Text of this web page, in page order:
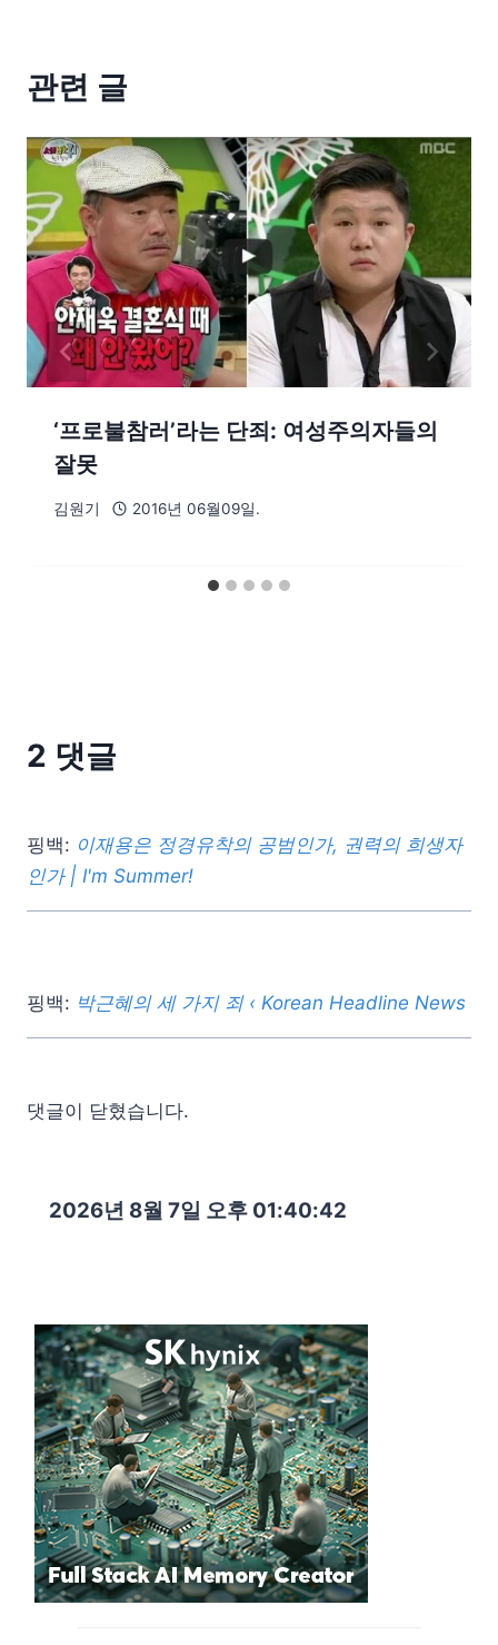
관련 글
‘프로불참러’라는 단죄: 여성주의자들의
잘못
김원기 2016년 06월09일.
2 댓글
핑백: 이재용은 정경유착의 공범인가, 권력의 희생자
인가 | I'm Summer!
핑백: 박근혜의 세 가지 죄 ‹ Korean Headline News
댓글이 닫혔습니다.
2026년 8월 7일 오후 01:40:44